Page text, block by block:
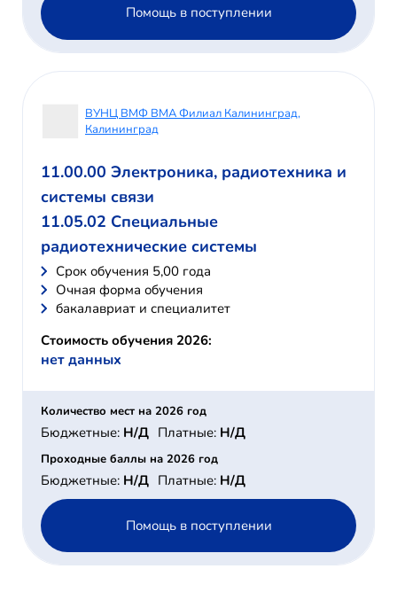
Помощь в поступлении
ВУНЦ ВМФ ВМА Филиал Калининград,
Калининград
11.00.00 Электроника, радиотехника и
системы связи
11.05.02 Специальные
радиотехнические системы
Cрок обучения 5,00 года
Очная форма обучения
бакалавриат и специалитет
Стоимость обучения 2026:
нет данных
Количество мест на 2026 год
Бюджетные: Н/Д Платные: Н/Д
Проходные баллы на 2026 год
Бюджетные: Н/Д Платные: Н/Д
Помощь в поступлении